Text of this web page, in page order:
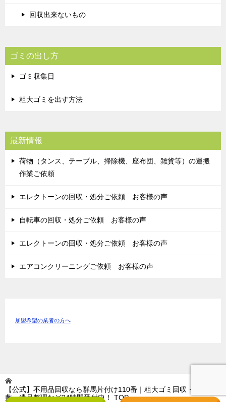
回収出来ないもの
ゴミの出し方
ゴミ収集日
粗大ゴミを出す方法
最新情報
荷物（タンス、テーブル、掃除機、座布団、雑貨等）の運搬
作業ご依頼
エレクトーンの回収・処分ご依頼 お客様の声
自転車の回収・処分ご依頼 お客様の声
エレクトーンの回収・処分ご依頼 お客様の声
エアコンクリーニングご依頼 お客様の声
加盟希望の業者の方へ
【公式】不用品回収なら群馬片付け110番｜粗大ゴミ回収・ゴミ屋
敷・遺品整理など24時間受付中！
TOP